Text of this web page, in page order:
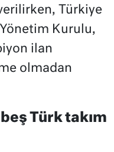
Türkiye
Kurulu,
ilan
olmadan
Türk takım